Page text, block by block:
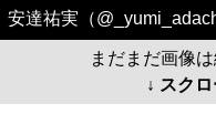
安達祐実（
まだまだ画像
↓ スク